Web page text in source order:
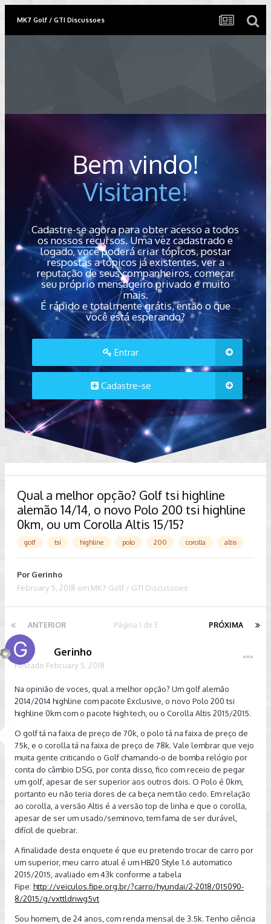
MK7 Golf / GTI Discussoes
Bem vindo!
Visitante!
Cadastre-se agora para obter acesso a todos
os nossos recursos. Uma vez cadastrado e
logado, você poderá criar tópicos, postar
respostas a tópicos já existentes, ver a
reputação de seus companheiros, começar
seu próprio mensageiro privado e muito
mais.
É rápido e totalmente grátis, então o que
você está esperando?
Entrar
Cadastre-se
Qual a melhor opção? Golf tsi highline
alemão 14/14, o novo Polo 200 tsi highline
0km, ou um Corolla Altis 15/15?
golf tsi highline polo 200 corolla altis
Por Gerinho
February 5, 2018 em MK7 Golf / GTI Discussoes
ANTERIOR PRÓXIMA
Página 1 de 3
Gerinho
Postado February 5, 2018
Na opinião de voces, qual a melhor opção? Um golf alemão
2014/2014 highline com pacote Exclusive, o novo Polo 200 tsi
highline 0km com o pacote high tech, ou o Corolla Altis 2015/2015.
O golf tá na faixa de preço de 70k, o polo tá na faixa de preço de
75k, e o corolla tá na faixa de preço de 78k. Vale lembrar que vejo
muita gente criticando o Golf chamando-o de bomba relógio por
conta do câmbio DSG, por conta disso, fico com receio de pegar
um golf, apesar de ser superior aos outros dois. O Polo é 0km,
portanto eu não teria dores de ca beça nem tão cedo. Em relação
ao corolla, a versão Altis é a versão top de linha e que o corolla,
apesar de ser um usado/seminovo, tem fama de ser durável,
difícil de quebrar.
A finalidade desta enquete é que eu pretendo trocar de carro por
um superior, meu carro atual é um HB20 Style 1.6 automatico
2015/2015, avaliado em 43k conforme a tabela
Fipe: http://veiculos.fipe.org.br/?carro/hyundai/2-2018/015090-
8/2015/g/vxttldnwg5vt
Sou homem, de 24 anos, com renda mensal de 3.5k. Tenho ciência